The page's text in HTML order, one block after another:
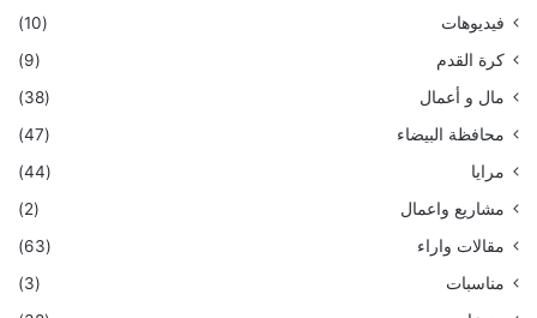
فيديوهات
(10)
كرة القدم
(9)
مال و أعمال
(38)
محافظة البيضاء
(47)
مرايا
(44)
مشاريع واعمال
(2)
مقالات واراء
(63)
مناسبات
(3)